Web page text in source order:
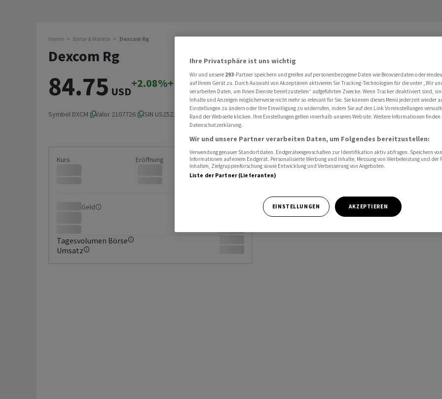
Home Börse & Märkte Dexcom Rg
Dexcom Rg
84.75 USD
+2.08%+1.73
Symbol DXCM Valor 2107726 ISIN US2521311074
Kurs Eröffnung Vortag
Geld
Tagesvolumen Börse
Umsatz
Ihre Privatsphäre ist uns wichtig
Wir und unsere 293-Partner speichern und greifen auf personenbezogene Daten wie Browserdaten oder
auf Ihrem Gerät zu. Durch Auswahl von Akzeptieren aktivieren Sie Tracking-Technologien für die unter „Wir
verarbeiten Daten, um Ihnen Dienste bereitzustellen“ aufgeführten Zwecke. Wenn Tracker deaktiviert sind,
Inhalte und Anzeigen möglicherweise nicht mehr so relevant für Sie. Sie können dieses Menü jederzeit wieder
Einstellungen zu ändern oder Ihre Einwilligung zu widerrufen, indem Sie auf den Link Voreinstellungen
Rand der Webseite klicken. Ihre Einstellungen gelten innerhalb unseres Website. Weitere Informationen finden
Datenschutzerklärung.
Wir und unsere Partner verarbeiten Daten, um Folgendes bereitzustellen:
Verwendung genauer Standortdaten. Endgeräteeigenschaften zur Identifikation aktiv abfragen. Speichern
Informationen auf einem Endgerät. Personalisierte Werbung und Inhalte, Messung von Werbeleistung und der
Inhalten, Zielgruppenforschung sowie Entwicklung und Verbesserung von Angeboten.
Liste der Partner (Lieferanten)
EINSTELLUNGEN AKZEPTIEREN